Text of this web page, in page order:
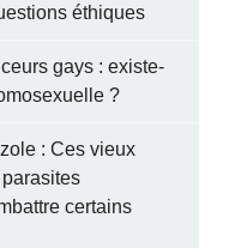
éthiques
gays : existe-
?
: Ces vieux
certains